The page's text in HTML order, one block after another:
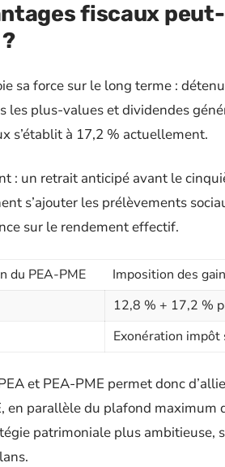
fiscaux
sa force sur le long terme :
les plus-values et dividendes
s’établit à 17,2 % actuellement.
: un retrait anticipé avant le
s’ajouter les prélèvements
sur le rendement effectif.
du PEA-PME
Imposition des
12,8 % + 17,2 %
Exonération
et PEA-PME permet donc
en parallèle du plafond maximum
patrimoniale plus ambitieuse,